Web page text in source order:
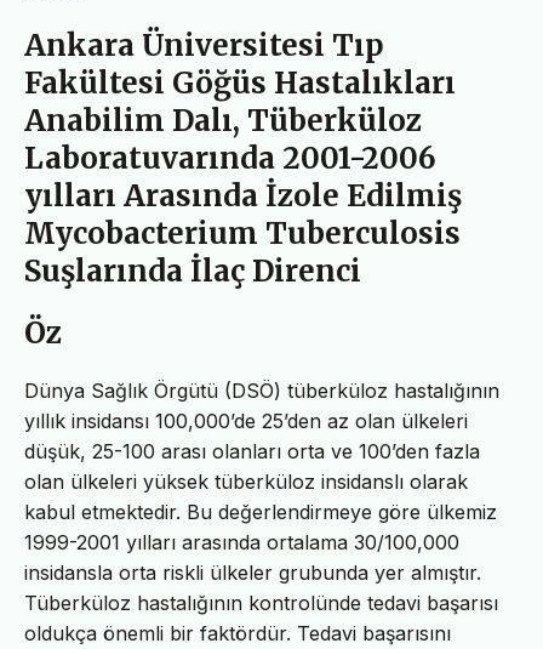
Ankara Üniversitesi Tıp
Fakültesi Göğüs Hastalıkları
Anabilim Dalı, Tüberküloz
Laboratuvarında 2001-2006
yılları Arasında İzole Edilmiş
Mycobacterium Tuberculosis
Suşlarında İlaç Direnci
Öz
Dünya Sağlık Örgütü (DSÖ) tüberküloz hastalığının
yıllık insidansı 100,000’de 25’den az olan ülkeleri
düşük, 25-100 arası olanları orta ve 100’den fazla
olan ülkeleri yüksek tüberküloz insidanslı olarak
kabul etmektedir. Bu değerlendirmeye göre ülkemiz
1999-2001 yılları arasında ortalama 30/100,000
insidansla orta riskli ülkeler grubunda yer almıştır.
Tüberküloz hastalığının kontrolünde tedavi başarısı
oldukça önemli bir faktördür. Tedavi başarısını